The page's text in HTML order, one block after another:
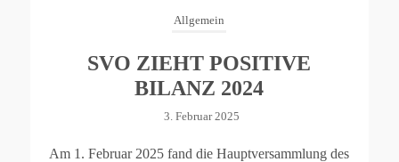
Allgemein
SVO ZIEHT POSITIVE
BILANZ 2024
3. Februar 2025
Am 1. Februar 2025 fand die Hauptversammlung des